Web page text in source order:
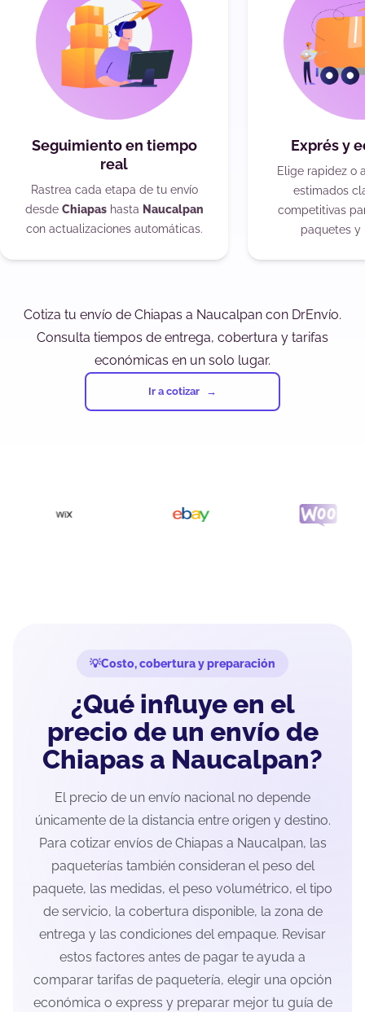
Seguimiento en tiempo
real
Rastrea cada etapa de tu envío
desde Chiapashasta Naucalpan
con actualizaciones automáticas.
Exprés y
Elige rapidez o
estimados
competitivas
paquetes y
Cotiza tu envío de Chiapas a Naucalpan con DrEnvío.
Consulta tiempos de entrega, cobertura y tarifas
económicas en un solo lugar.
Ir a cotizar
Costo, cobertura y preparación
¿Qué influye en el
precio de un envío de
Chiapas a Naucalpan?
El precio de un envío nacional no depende
únicamente de la distancia entre origen y destino.
Para cotizar envíos de Chiapas a Naucalpan, las
paqueterías también consideran el peso del
paquete, las medidas, el peso volumétrico, el tipo
de servicio, la cobertura disponible, la zona de
entrega y las condiciones del empaque. Revisar
estos factores antes de pagar te ayuda a
comparar tarifas de paquetería, elegir una opción
económica o express y preparar mejor tu guía de